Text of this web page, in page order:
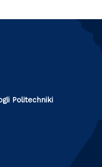
Politechniki